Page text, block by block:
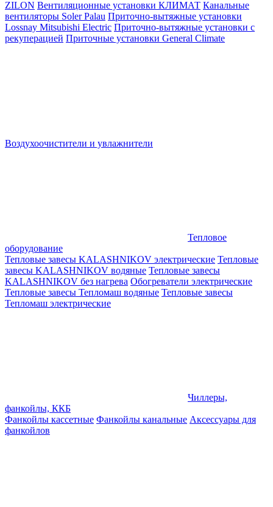
ZILON Вентиляционные установки КЛИМАТ Канальные
вентиляторы Soler Palau Приточно-вытяжные установки
Lossnay Mitsubishi Electric Приточно-вытяжные установки с
рекуперацией Приточные установки General Climate
Воздухоочистители и увлажнители
Тепловое
оборудование
Тепловые завесы KALASHNIKOV электрические Тепловые
завесы KALASHNIKOV водяные Тепловые завесы
KALASHNIKOV без нагрева Обогреватели электрические
Тепловые завесы Тепломаш водяные Тепловые завесы
Тепломаш электрические
Чиллеры,
фанкойлы, ККБ
Фанкойлы кассетные Фанкойлы канальные Аксессуары для
фанкойлов